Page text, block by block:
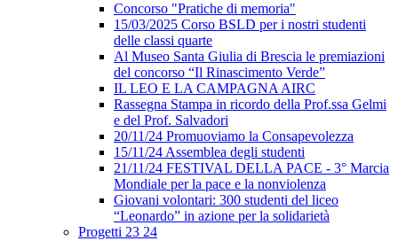
Concorso "Pratiche di memoria"
15/03/2025 Corso BSLD per i nostri studenti
delle classi quarte
Al Museo Santa Giulia di Brescia le premiazioni
del concorso “Il Rinascimento Verde”
IL LEO E LA CAMPAGNA AIRC
Rassegna Stampa in ricordo della Prof.ssa Gelmi
e del Prof. Salvadori
20/11/24 Promuoviamo la Consapevolezza
15/11/24 Assemblea degli studenti
21/11/24 FESTIVAL DELLA PACE - 3° Marcia
Mondiale per la pace e la nonviolenza
Giovani volontari: 300 studenti del liceo
“Leonardo” in azione per la solidarietà
Progetti 23 24